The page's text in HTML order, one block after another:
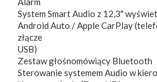
System Smart Audio z 12,3"
Android Auto / Apple CarPlay
złącze
USB)
Zestaw głośnomówiący Bluetooth
Sterowanie systemem Audio w